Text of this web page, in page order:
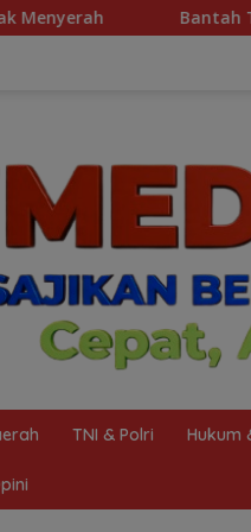
Penyelewengan Dana
TNI & Polri Hukum